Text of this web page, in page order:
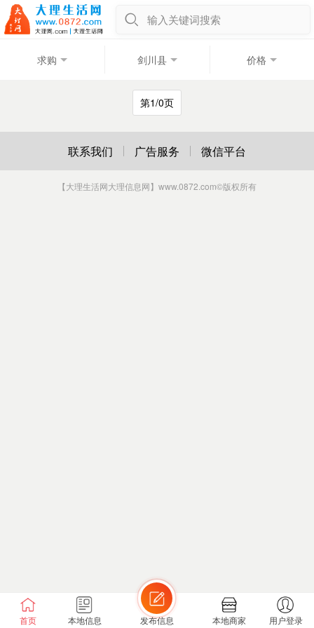
输入关键词搜索
求购 剑川县 价格
第1/0页
首页 本地信息 发布信息 本地商家 用户登录
联系我们 广告服务 微信平台
【大理生活网大理信息网】www.0872.com©版权所有